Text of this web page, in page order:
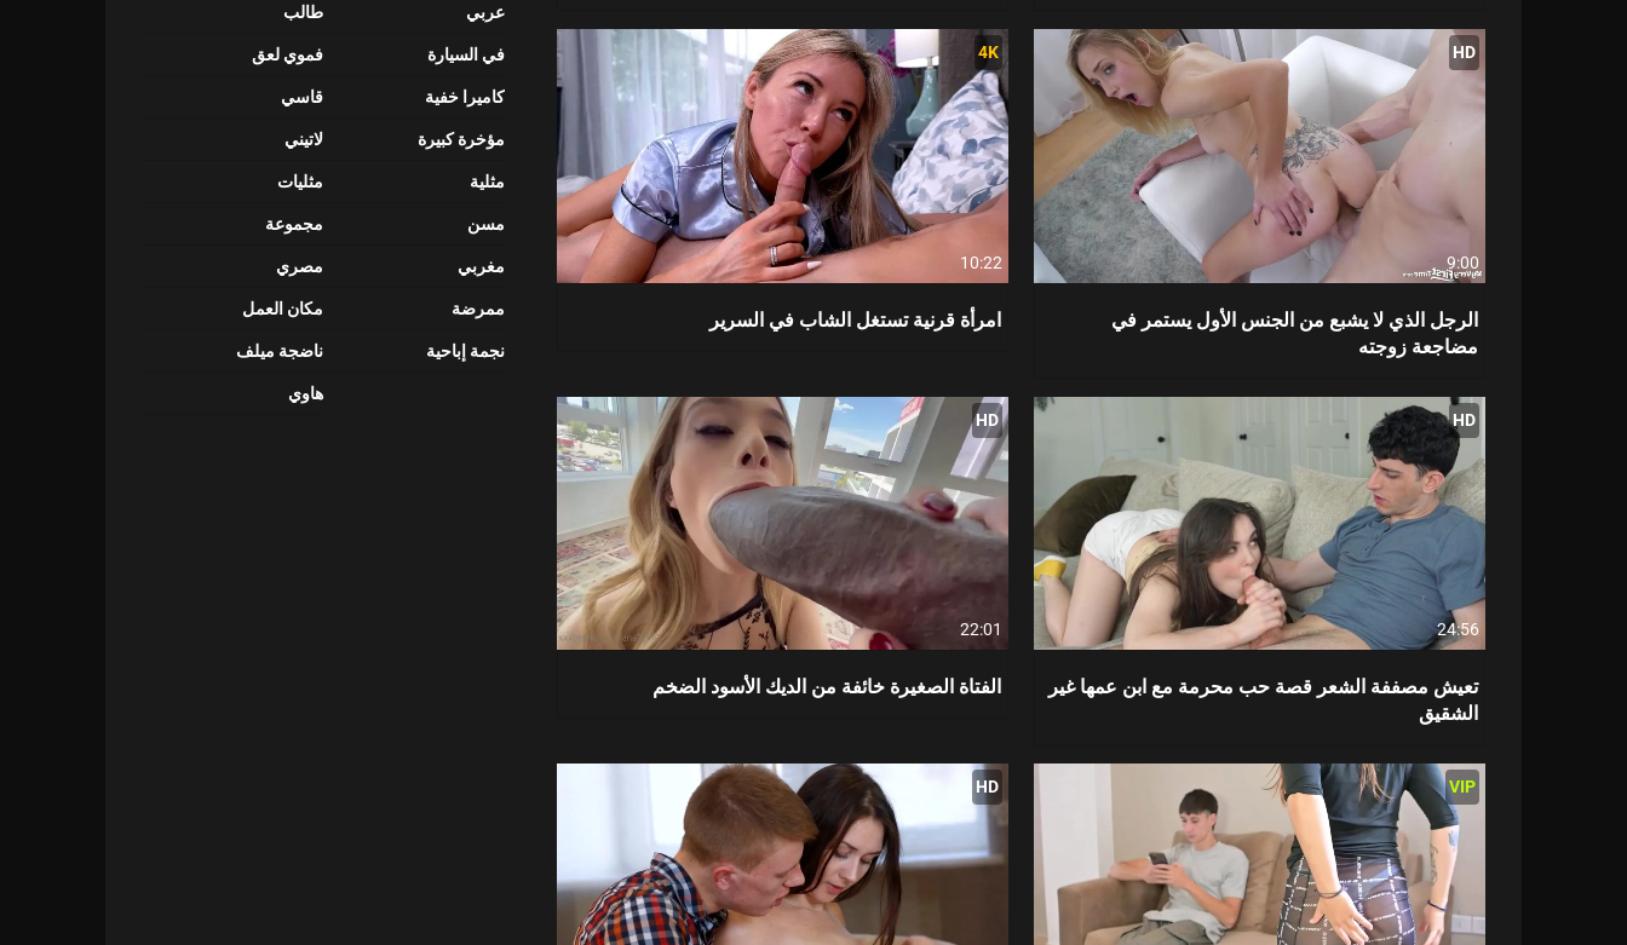
HD
9:00
الرجل الذي لا يشبع من الجنس الأول يستمر في
مضاجعة زوجته
4K
10:22
امرأة قرنية تستغل الشاب في السرير
HD
24:56
تعيش مصففة الشعر قصة حب محرمة مع ابن عمها غير
الشقيق
HD
22:01
الفتاة الصغيرة خائفة من الديك الأسود الضخم
VIP
HD
طالب عربي
فموي لعق في السيارة
قاسي كاميرا خفية
لاتيني مؤخرة كبيرة
مثليات مثلية
مجموعة مسن
مصري مغربي
مكان العمل ممرضة
ناضجة ميلف نجمة إباحية
هاوي